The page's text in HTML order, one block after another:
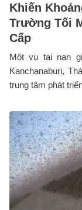
Khiến
Trường Tối
Cấp
Một vụ tai nạn
Kanchanaburi,
trung tâm phát